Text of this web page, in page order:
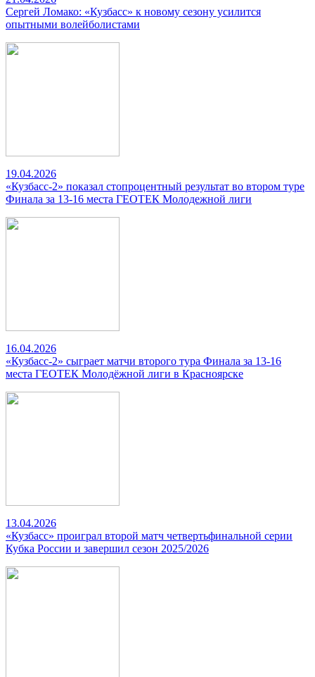
Сергей Ломако: «Кузбасс» к новому сезону усилится
опытными волейболистами
19.04.2026
«Кузбасс-2» показал стопроцентный результат во втором туре
Финала за 13-16 места ГЕОТЕК Молодежной лиги
16.04.2026
«Кузбасс-2» сыграет матчи второго тура Финала за 13-16
места ГЕОТЕК Молодёжной лиги в Красноярске
13.04.2026
«Кузбасс» проиграл второй матч четвертьфинальной серии
Кубка России и завершил сезон 2025/2026